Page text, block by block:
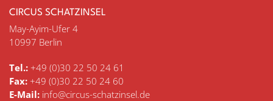
CIRCUS SCHATZINSEL
May-Ayim-Ufer 4
10997 Berlin
Tel.: +49 (0)30 22 50 24 61
Fax: +49 (0)30 22 50 24 60
E-Mail: info@circus-schatzinsel.de